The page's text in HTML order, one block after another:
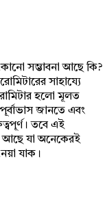
সম্ভাবনা আছে কি?
সাহায্যে
হলো মূলত
জানতে এবং
তবে এই
আছে যা অনেকেরই
যাক।